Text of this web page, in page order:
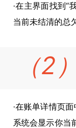
·在主界面找到“
当前未结清的总
（2）
·在账单详情页
系统会显示你当